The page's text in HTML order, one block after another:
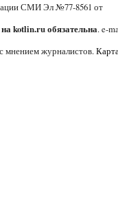
СМИ Эл №77-8561 от
kotlin.ru обязательна. e-
мнением журналистов.